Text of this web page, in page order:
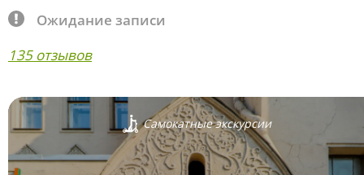
Ожидание записи
135 отзывов
Самокатные экскурсии